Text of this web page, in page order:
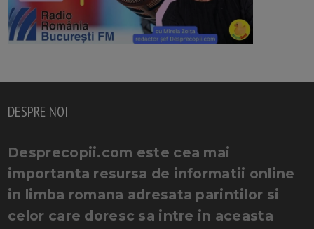
DESPRE NOI
Desprecopii.com este cea mai
importanta resursa de informatii online
in limba romana adresata parintilor si
celor care doresc sa intre in aceasta